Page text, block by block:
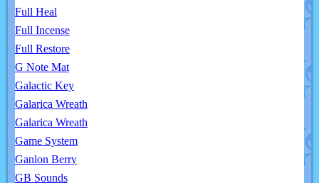
Full Heal
Full Incense
Full Restore
G Note Mat
Galactic Key
Galarica Wreath
Galarica Wreath
Game System
Ganlon Berry
GB Sounds